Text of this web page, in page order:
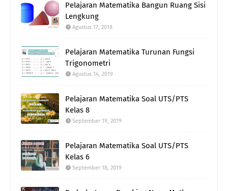
Pelajaran Matematika Bangun Ruang Sisi
Lengkung
Agustus 17, 2018
Pelajaran Matematika Turunan Fungsi
Trigonometri
Agustus 14, 2019
Pelajaran Matematika Soal UTS/PTS
Kelas 8
September 19, 2019
Pelajaran Matematika Soal UTS/PTS
Kelas 6
September 18, 2019